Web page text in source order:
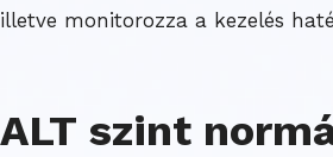
illetve monitorozza a kezelés
ALT szint